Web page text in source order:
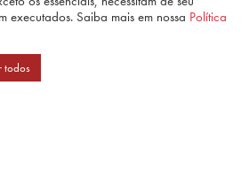
executados. Saiba mais em nossa Política
todos